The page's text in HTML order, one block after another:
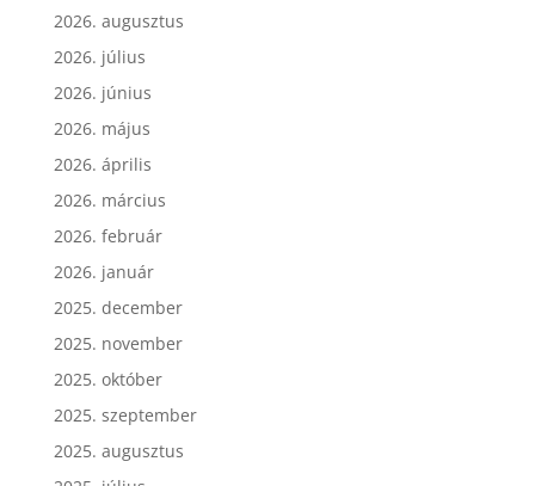
2026. augusztus
2026. július
2026. június
2026. május
2026. április
2026. március
2026. február
2026. január
2025. december
2025. november
2025. október
2025. szeptember
2025. augusztus